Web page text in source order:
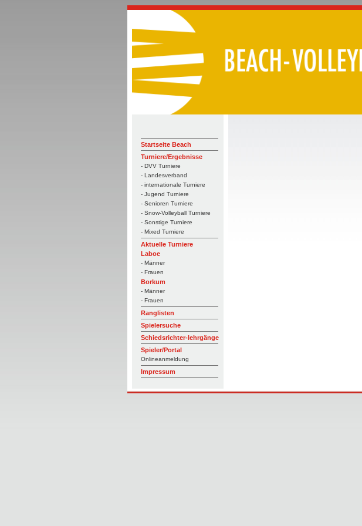
Startseite Beach
Turniere/Ergebnisse
- DVV Turniere
- Landesverband
- internationale Turniere
- Jugend Turniere
- Senioren Turniere
- Snow-Volleyball Turniere
- Sonstige Turniere
- Mixed Turniere
Aktuelle Turniere
Laboe
- Männer
- Frauen
Borkum
- Männer
- Frauen
Ranglisten
Spielersuche
Schiedsrichter-lehrgänge
Spieler/Portal
Onlineanmeldung
Impressum